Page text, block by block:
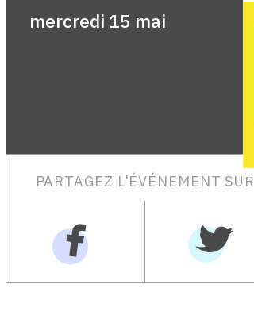
mercredi 15 mai
PARTAGEZ L'ÉVÉNEMENT SUR